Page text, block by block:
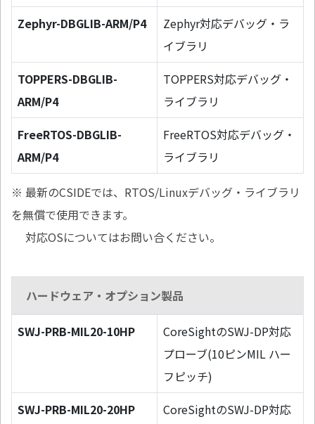
Zephyr-DBGLIB-ARM/P4
Zephyr対応デバッグ・ラ
イブラリ
TOPPERS-DBGLIB-
ARM/P4
TOPPERS対応デバッグ・
ライブラリ
FreeRTOS-DBGLIB-
ARM/P4
FreeRTOS対応デバッグ・
ライブラリ
※ 最新のCSIDEでは、RTOS/Linuxデバッグ・ライブラリ
を無償で使用できます。
対応OSについてはお問い合ください。
ハードウェア・オプション製品
SWJ-PRB-MIL20-10HP
CoreSightのSWJ-DP対応
プローブ(10ピンMIL ハー
フピッチ)
SWJ-PRB-MIL20-20HP
CoreSightのSWJ-DP対応